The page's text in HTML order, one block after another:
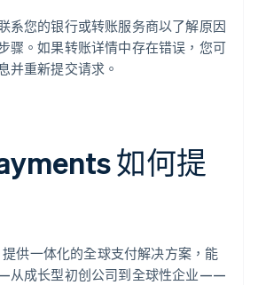
系您的银行或转账服务商以了解原因
骤。如果转账详情中存在错误，您可
并重新提交请求。
如何提
提供一体化的全球支付解决方案，能
从成长型初创公司到全球性企业——